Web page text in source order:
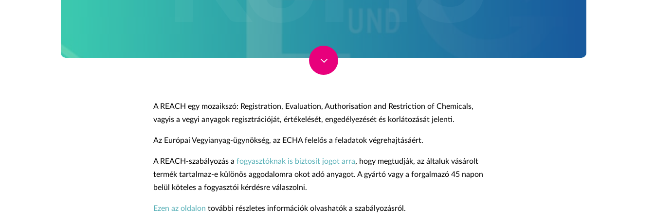
3
A REACH egy mozaikszó: Registration, Evaluation, Authorisation and Restriction of Chemicals,
vagyis a vegyi anyagok regisztrációját, értékelését, engedélyezését és korlátozását jelenti.
Az Európai Vegyianyag-ügynökség, az ECHA felelős a feladatok végrehajtásáért.
A REACH-szabályozás afogyasztóknak is biztosít jogot arra, hogy megtudják, az általuk vásárolt
termék tartalmaz-e különös aggodalomra okot adó anyagot. A gyártó vagy a forgalmazó 45 napon
belül köteles a fogyasztói kérdésre válaszolni.
Ezen az oldalon további részletes információk olvashatók a szabályozásról.